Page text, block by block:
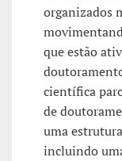
organizados
que estão
científica
de
uma
incluindo